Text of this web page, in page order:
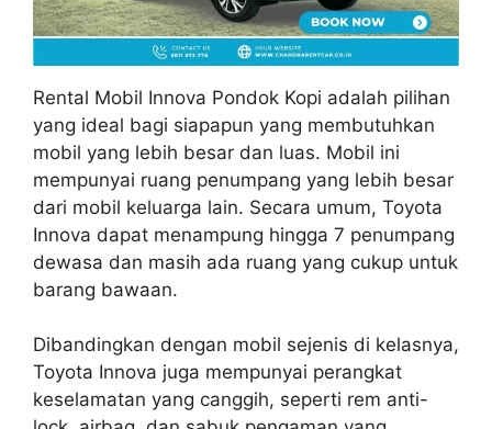
Rental Mobil Innova Pondok Kopi adalah pilihan
yang ideal bagi siapapun yang membutuhkan
mobil yang lebih besar dan luas. Mobil ini
mempunyai ruang penumpang yang lebih besar
dari mobil keluarga lain. Secara umum, Toyota
Innova dapat menampung hingga 7 penumpang
dewasa dan masih ada ruang yang cukup untuk
barang bawaan.
Dibandingkan dengan mobil sejenis di kelasnya,
Toyota Innova juga mempunyai perangkat
keselamatan yang canggih, seperti rem anti-